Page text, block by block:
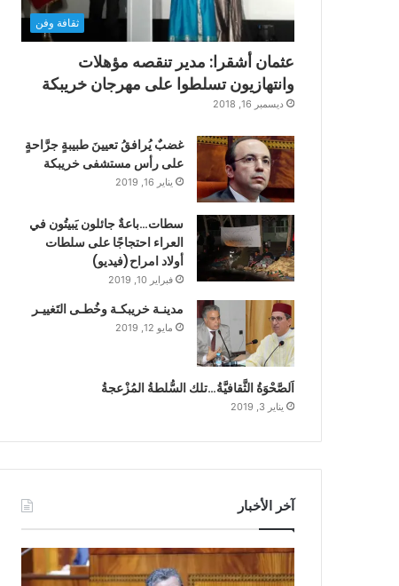
ثقافة وفن
عثمان أشقرا: مدير تنقصه مؤهلات
وانتهازيون تسلطوا على مهرجان خريبكة
ديسمبر 16, 2018
غضبٌ يُرافقُ تعيينَ طبيبةٍ جرَّاحةٍ
على رأس مستشفى خريبكة
يناير 16, 2019
سطات…باعةٌ جائلون يَبيتُون في
العراء احتجاجًا على سلطات
أولاد امراح(فيديو)
فبراير 10, 2019
مدينـة خريبكـة وخُطـى التَغييـر
مايو 12, 2019
اَلصَّحْوَةُ الثَّقافيَّةُ…تلك السُّلطةُ المُزْعجةُ
يناير 3, 2019
آخر الأخبار